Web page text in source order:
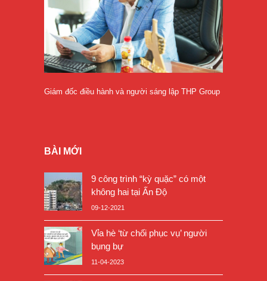
Giám đốc điều hành và người sáng lập THP Group
BÀI MỚI
9 công trình “kỳ quặc” có một
không hai tại Ấn Độ
09-12-2021
Vỉa hè ‘từ chối phục vụ’ người
bụng bự
11-04-2023